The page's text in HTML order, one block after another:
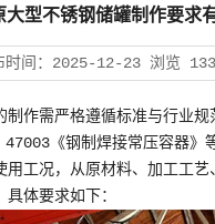
大型不锈钢储罐制作要求
间： 2025-12-23浏览
制作需严格遵循标准与行业
《钢制焊接常压容器》
用工况，从原材料、加工工
体要求如下：